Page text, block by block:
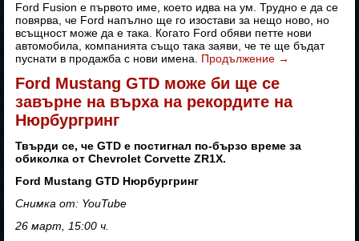
Ford Fusion е първото име, което идва на ум. Трудно е да се
повярва, че Ford напълно ще го изостави за нещо ново, но
всъщност може да е така. Когато Ford обяви петте нови
автомобила, компанията също така заяви, че те ще бъдат
пуснати в продажба с нови имена. Продължение →
Ford Mustang GTD може би ще се
завърне на върха на рекордите на
Нюрбургринг
Твърди се, че GTD е постигнал по-бързо време за
обиколка от Chevrolet Corvette ZR1X.
Ford Mustang GTD Нюрбургринг
Снимка от: YouTube
26 март, 15:00 ч.